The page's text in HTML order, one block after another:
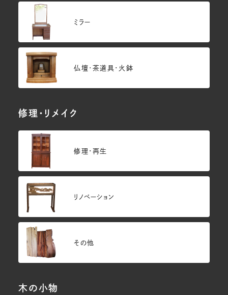
ミラー
仏壇･茶道具・火鉢
修理・リメイク
修理・再生
リノベーション
その他
木の小物